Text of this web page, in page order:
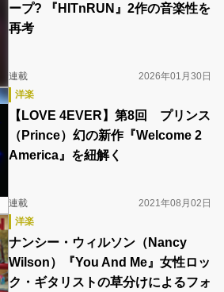
ープ? 『HITnRUN』2作の音楽性を
再考
連載
2026年01月30日
洋楽
【LOVE 4EVER】第8回 プリンス
（Prince）幻の新作『Welcome 2
America』を紐解く
連載
2021年08月02日
洋楽
ナンシー・ウィルソン（Nancy
Wilson）『You And Me』女性ロッ
ク・ギタリストの草分けによるフォ